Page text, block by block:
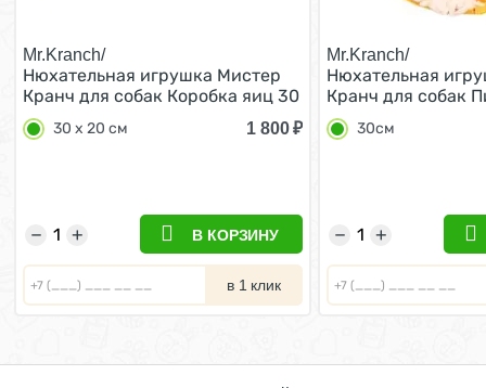
Mr.Kranch/
Нюхательная игрушка Мистер
Кранч для собак Коробка яиц 30
х 20 см
30 х 20 см 1 800₽
+
− В КОРЗИНУ
в 1 клик
Mr.Kranch/
Нюхательная
Кранч для собак
Итальяно 30см
30см
+
−